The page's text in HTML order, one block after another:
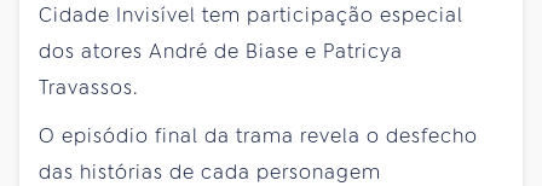
Cidade Invisível tem participação especial
dos atores André de Biase e Patricya
Travassos.
O episódio final da trama revela o desfecho
das histórias de cada personagem